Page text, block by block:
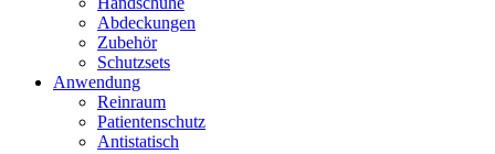
Abdeckungen
Zubehör
Schutzsets
Anwendung
Reinraum
Patientenschutz
Antistatisch